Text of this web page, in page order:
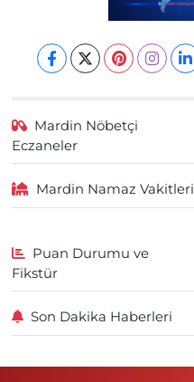
Mardin Nöbetçi
Eczaneler
Mardin Namaz Vakitleri
Puan Durumu ve
Fikstür
Son Dakika Haberleri